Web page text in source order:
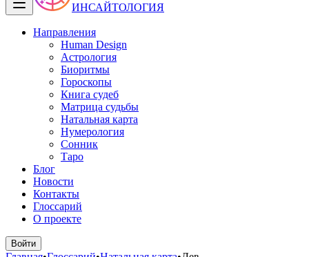
ИНСАЙТОЛОГИЯ
Направления
Human Design
Астрология
Биоритмы
Гороскопы
Книга судеб
Матрица судьбы
Натальная карта
Нумерология
Сонник
Таро
Блог
Новости
Контакты
Глоссарий
О проекте
Войти